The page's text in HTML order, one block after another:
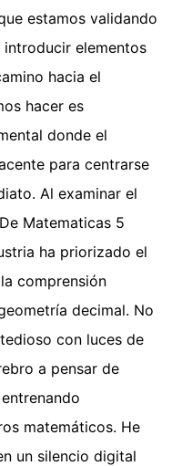
estamos validando
elementos
hacia el
hacer es
donde el
para centrarse
Al examinar el
Matematicas 5
ha priorizado el
comprensión
decimal. No
con luces de
a pensar de
matemáticos. He
un silencio digital